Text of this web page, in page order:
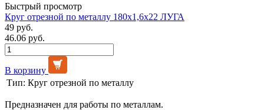
Быстрый просмотр
Круг отрезной по металлу 180х1,6х22 ЛУГА
49 руб.
46.06 руб.
В корзину
Тип: Круг отрезной по металлу
Предназначен для работы по металлам.